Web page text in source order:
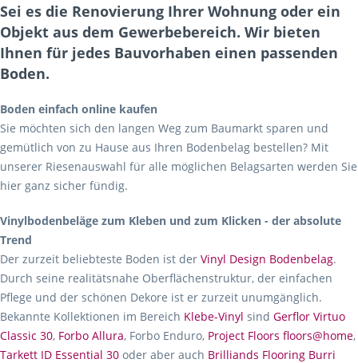
Sei es die Renovierung Ihrer Wohnung oder ein
Objekt aus dem Gewerbebereich. Wir bieten
Ihnen für jedes Bauvorhaben einen passenden
Boden.
Boden einfach online kaufen
Sie möchten sich den langen Weg zum Baumarkt sparen und
gemütlich von zu Hause aus Ihren Bodenbelag bestellen? Mit
unserer Riesenauswahl für alle möglichen Belagsarten werden Sie
hier ganz sicher fündig.
Vinylbodenbeläge zum Kleben und zum Klicken - der absolute
Trend
Der zurzeit beliebteste Boden ist der Vinyl Design Bodenbelag.
Durch seine realitätsnahe Oberflächenstruktur, der einfachen
Pflege und der schönen Dekore ist er zurzeit unumgänglich.
Bekannte Kollektionen im Bereich Klebe-Vinyl sind Gerflor Virtuo
Classic 30, Forbo Allura, Forbo Enduro, Project Floors floors@home,
Tarkett ID Essential 30 oder aber auch Brilliands Flooring Burri